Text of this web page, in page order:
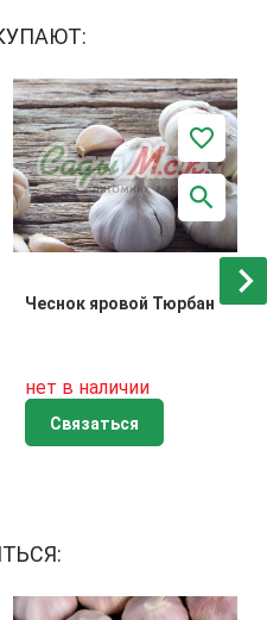
Чеснок яровой Тюрбан
нет в наличии
Связаться